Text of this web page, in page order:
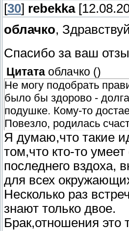
[30] rebekka
облачко,
Спасибо за ваш
Цитата облачко ()
Не могу подобрать
было бы здорово -
подушке. Кому-то
Повезло, родилась
Я думаю,что такие
том,что кто-то
последнего вздоха,
для всех
Несколько раз
знают только двое.
Брак,отношения